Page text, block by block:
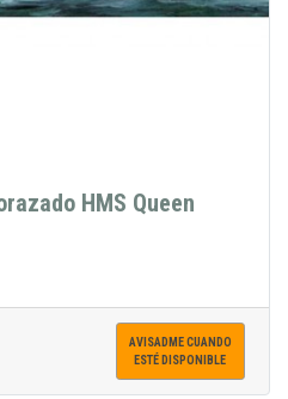
HMS Queen
AVISADME CUANDO
ESTÉ DISPONIBLE